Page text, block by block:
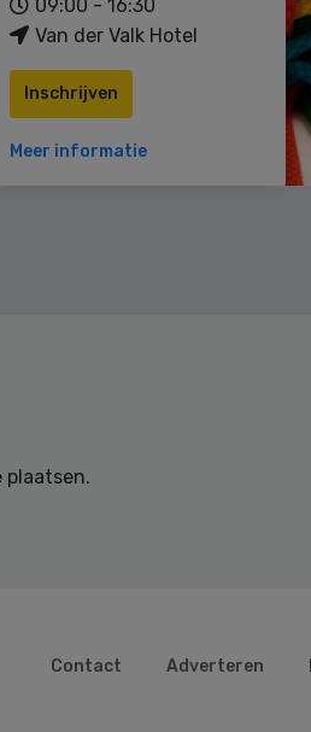
09:00 - 16:30
Van der Valk Hotel
Inschrijven
Meer informatie
plaatsen.
Contact Adverteren